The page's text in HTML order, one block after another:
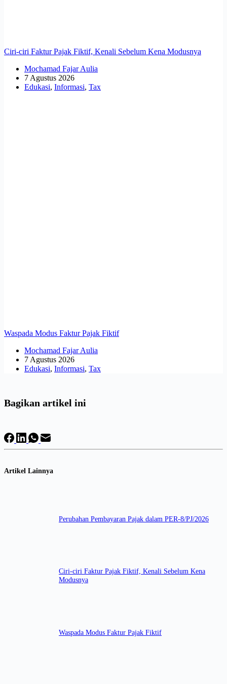
Ciri-ciri Faktur Pajak Fiktif, Kenali Sebelum Kena Modusnya
Mochamad Fajar Aulia
7 Agustus 2026
Edukasi, Informasi, Tax
Waspada Modus Faktur Pajak Fiktif
Mochamad Fajar Aulia
7 Agustus 2026
Edukasi, Informasi, Tax
Bagikan artikel ini
Artikel Lainnya
Perubahan Pembayaran Pajak dalam PER-8/PJ/2026
Ciri-ciri Faktur Pajak Fiktif, Kenali Sebelum Kena
Modusnya
Waspada Modus Faktur Pajak Fiktif